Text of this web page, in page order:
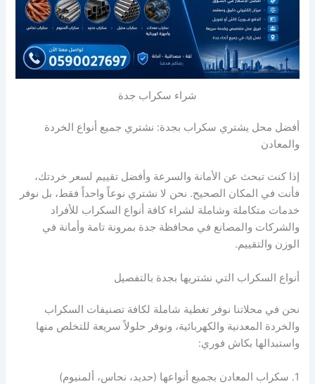
شراء سكراب جدة
أفضل محل يشتري سكراب بجدة: نشتري جميع أنواع الخردة
والمعادن
إذا كنت تبحث عن الأمانة والسرعة وأفضل تقييم لسعر خردتك،
فأنت في المكان الصحيح. نحن لا نشتري نوعاً واحداً فقط، بل نوفر
خدمات متكاملة وشاملة لشراء كافة أنواع السكراب للأفراد
والشركات والمصانع في محافظة جدة بمرونة تامة وأمانة في
الوزن والتقييم.
أنواع السكراب التي نشتريها بجدة بالتفصيل
نحن في محلاتنا نوفر تغطية شاملة لكافة تصنيفات السكراب
والخردة المعدنية والكهربائية، ونوفر حلولاً سريعة للتخلص منها
واستبدالها بكاش فوري:
1. سكراب المعادن بجميع أنواعها (حديد، نحاس، ألمنيوم)